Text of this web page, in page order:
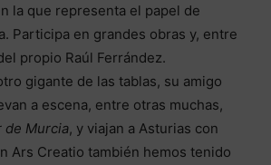
la que representa el papel de
Participa en grandes obras y, entre
propio Raúl Ferrández.
gigante de las tablas, su amigo
a escena, entre otras muchas,
de Murcia, y viajan a Asturias con
Ars Creatio también hemos tenido